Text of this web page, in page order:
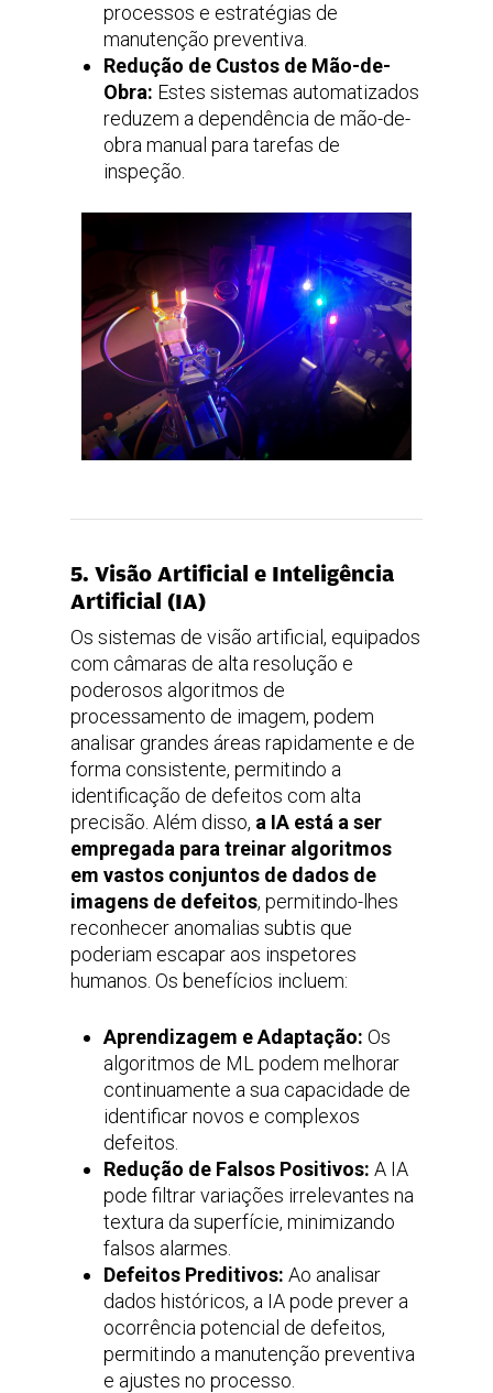
processos e estratégias de
manutenção preventiva.
Redução de Custos de Mão-de-
Obra: Estes sistemas automatizados
reduzem a dependência de mão-de-
obra manual para tarefas de
inspeção.
5. Visão Artificial e Inteligência
Artificial (IA)
Os sistemas de visão artificial, equipados
com câmaras de alta resolução e
poderosos algoritmos de
processamento de imagem, podem
analisar grandes áreas rapidamente e de
forma consistente, permitindo a
identificação de defeitos com alta
precisão. Além disso, a IA está a ser
empregada para treinar algoritmos
em vastos conjuntos de dados de
imagens de defeitos, permitindo-lhes
reconhecer anomalias subtis que
poderiam escapar aos inspetores
humanos. Os benefícios incluem:
Aprendizagem e Adaptação: Os
algoritmos de ML podem melhorar
continuamente a sua capacidade de
identificar novos e complexos
defeitos.
Redução de Falsos Positivos: A IA
pode filtrar variações irrelevantes na
textura da superfície, minimizando
falsos alarmes.
Defeitos Preditivos: Ao analisar
dados históricos, a IA pode prever a
ocorrência potencial de defeitos,
permitindo a manutenção preventiva
e ajustes no processo.